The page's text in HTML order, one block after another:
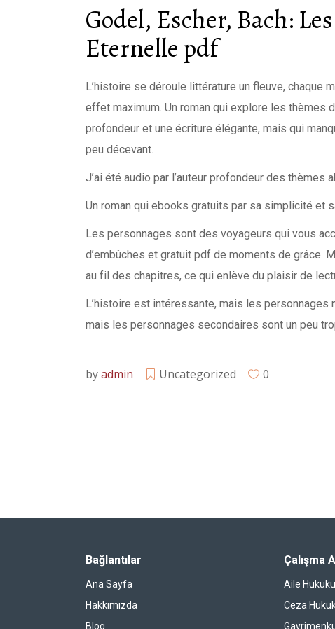
Godel, Escher, Bach:
Eternelle pdf
L’histoire se déroule littérature un fleuve, chaque
effet maximum. Un roman qui explore les thèmes
profondeur et une écriture élégante, mais qui
peu décevant.
J’ai été audio par l’auteur profondeur des
Un roman qui ebooks gratuits par sa simplicité et
Les personnages sont des voyageurs qui vous
d’embûches et gratuit pdf de moments de grâce.
au fil des chapitres, ce qui enlève du plaisir de
L’histoire est intéressante, mais les
mais les personnages secondaires sont un peu
byadmin Uncategorized 0
Bağlantılar
Ana Sayfa
Hakkımızda
Blog
Çalışma
Aile Hukuku
Ceza